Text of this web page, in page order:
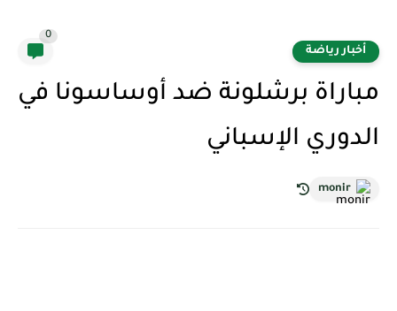
أخبار رياضة
0
مباراة برشلونة ضد أوساسونا في
الدوري الإسباني
monir